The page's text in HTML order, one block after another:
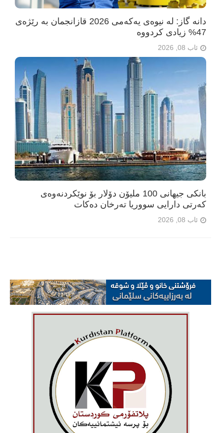
دانە گاز: لە نیوەی یەکەمی 2026 قازانجمان بە رێژەی
47% زیادی کردووە
ئاب 08, 2026
بانکی جیهانی 100 ملیۆن دۆلار بۆ نوێکردنەوەی
کەرتی دارایی سووریا تەرخان دەکات
ئاب 08, 2026